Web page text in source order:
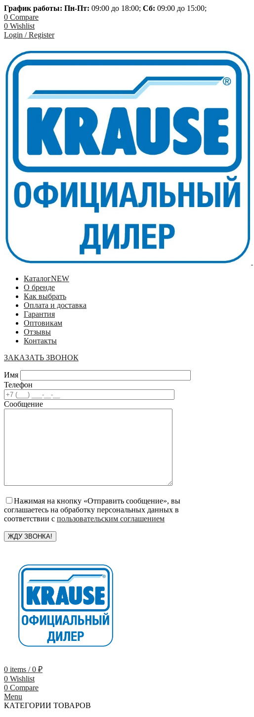
График работы: Пн-Пт: 09:00 до 18:00; Сб: 09:00 до 15:00;
0 Compare
0 Wishlist
Login / Register
КаталогNEW
О бренде
Как выбрать
Оплата и доставка
Гарантия
Оптовикам
Отзывы
Контакты
ЗАКАЗАТЬ ЗВОНОК
Имя
Телефон
Сообщение
Нажимая на кнопку «Отправить сообщение», вы
соглашаетесь на обработку персональных данных в
соответствии с пользовательским соглашением
0 items / 0 ₽
0 Wishlist
0 Compare
Menu
КАТЕГОРИИ ТОВАРОВ